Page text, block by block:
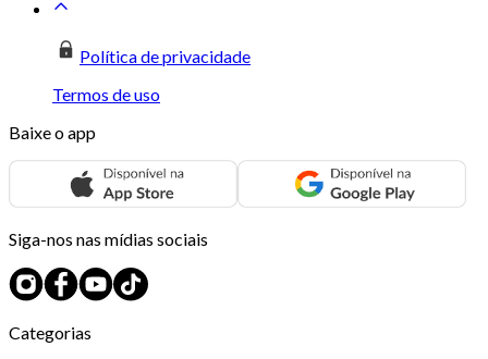
Política de privacidade
Termos de uso
Baixe o app
Siga-nos nas mídias sociais
Categorias